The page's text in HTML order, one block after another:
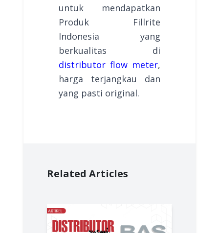
untuk mendapatkan
Produk Fillrite
Indonesia yang
berkualitas di
distributor flow meter,
harga terjangkau dan
yang pasti original.
Related Articles